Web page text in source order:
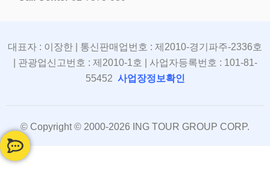
대표자 : 이장한 | 통신판매업번호 : 제2010-경기파주-2336호
| 관광업신고번호 : 제2010-1호 | 사업자등록번호 : 101-81-
55452 사업장정보확인
© Copyright © 2000-2026 ING TOUR GROUP CORP.